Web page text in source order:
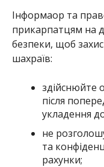
Інформаор та
прикарпатцям на
безпеки, щоб
шахраїв:
здійснюйте
після
укладення
не
та
рахунки;